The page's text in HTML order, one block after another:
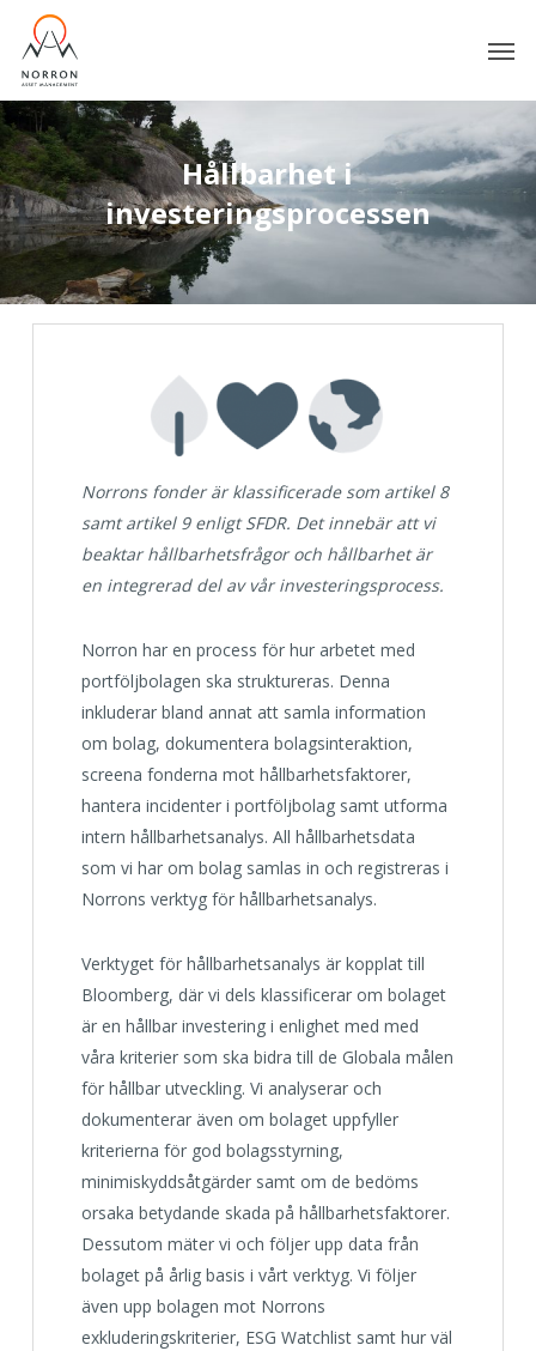
main
content
Hållbarheti
investeringsprocessen
Norrons fonder är klassificerade som artikel 8
samt artikel 9 enligt SFDR. Det innebär att vi
beaktar hållbarhetsfrågor och hållbarhet är
en integrerad del av vår investeringsprocess.
Norron har en process för hur arbetet med
portföljbolagen ska struktureras. Denna
inkluderar bland annat att samla information
om bolag, dokumentera bolagsinteraktion,
screena fonderna mot hållbarhetsfaktorer,
hantera incidenter i portföljbolag samt utforma
intern hållbarhetsanalys. All hållbarhetsdata
som vi har om bolag samlas in och registreras i
Norrons verktyg för hållbarhetsanalys.
Verktyget för hållbarhetsanalys är kopplat till
Bloomberg, där vi dels klassificerar om bolaget
är en hållbar investering i enlighet med med
våra kriterier som ska bidra till de Globala målen
för hållbar utveckling. Vi analyserar och
dokumenterar även om bolaget uppfyller
kriterierna för god bolagsstyrning,
minimiskyddsåtgärder samt om de bedöms
orsaka betydande skada på hållbarhetsfaktorer.
Dessutom mäter vi och följer upp data från
bolaget på årlig basis i vårt verktyg. Vi följer
även upp bolagen mot Norrons
exkluderingskriterier, ESG Watchlist samt hur väl